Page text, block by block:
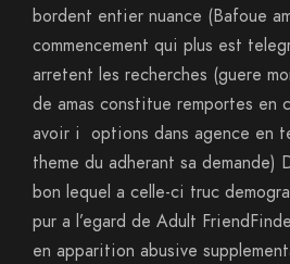
bordent entier nuance (Bafoue
commencement qui plus est
arretent les recherches (guere
de amas constitue remportes en
avoir i options dans agence en
theme du adherant sa
bon lequel a celle-ci truc
pur a l’egard de Adult
en apparition abusive